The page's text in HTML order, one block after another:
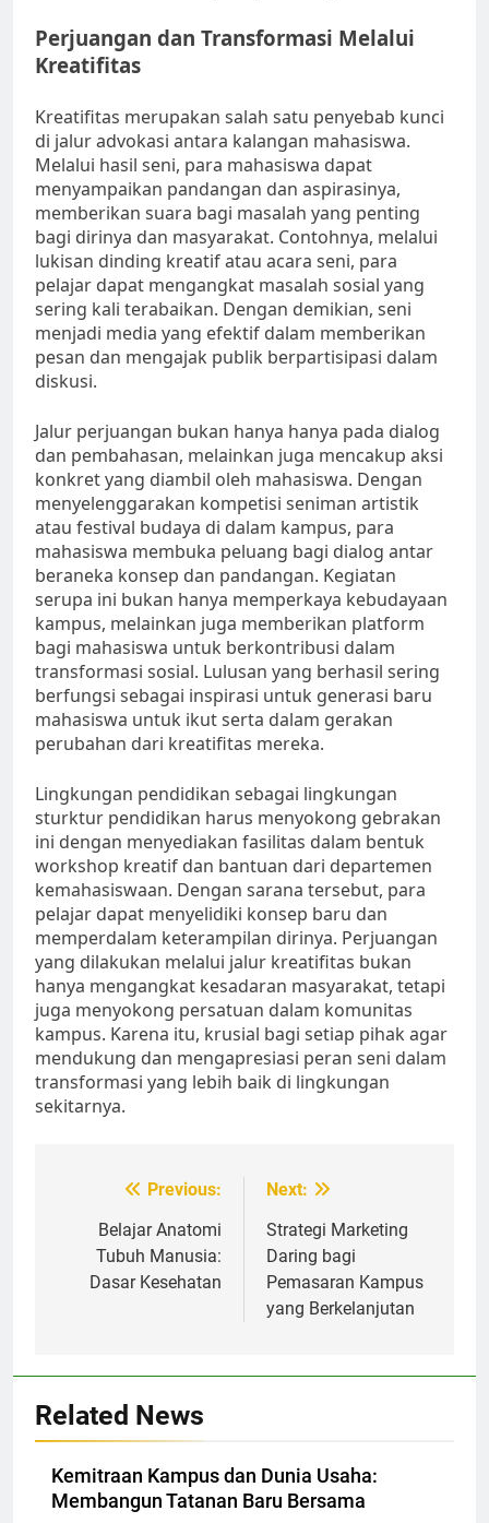
Perjuangan dan Transformasi Melalui
Kreatifitas
Kreatifitas merupakan salah satu penyebab kunci
di jalur advokasi antara kalangan mahasiswa.
Melalui hasil seni, para mahasiswa dapat
menyampaikan pandangan dan aspirasinya,
memberikan suara bagi masalah yang penting
bagi dirinya dan masyarakat. Contohnya, melalui
lukisan dinding kreatif atau acara seni, para
pelajar dapat mengangkat masalah sosial yang
sering kali terabaikan. Dengan demikian, seni
menjadi media yang efektif dalam memberikan
pesan dan mengajak publik berpartisipasi dalam
diskusi.
Jalur perjuangan bukan hanya hanya pada dialog
dan pembahasan, melainkan juga mencakup aksi
konkret yang diambil oleh mahasiswa. Dengan
menyelenggarakan kompetisi seniman artistik
atau festival budaya di dalam kampus, para
mahasiswa membuka peluang bagi dialog antar
beraneka konsep dan pandangan. Kegiatan
serupa ini bukan hanya memperkaya kebudayaan
kampus, melainkan juga memberikan platform
bagi mahasiswa untuk berkontribusi dalam
transformasi sosial. Lulusan yang berhasil sering
berfungsi sebagai inspirasi untuk generasi baru
mahasiswa untuk ikut serta dalam gerakan
perubahan dari kreatifitas mereka.
Lingkungan pendidikan sebagai lingkungan
sturktur pendidikan harus menyokong gebrakan
ini dengan menyediakan fasilitas dalam bentuk
workshop kreatif dan bantuan dari departemen
kemahasiswaan. Dengan sarana tersebut, para
pelajar dapat menyelidiki konsep baru dan
memperdalam keterampilan dirinya. Perjuangan
yang dilakukan melalui jalur kreatifitas bukan
hanya mengangkat kesadaran masyarakat, tetapi
juga menyokong persatuan dalam komunitas
kampus. Karena itu, krusial bagi setiap pihak agar
mendukung dan mengapresiasi peran seni dalam
transformasi yang lebih baik di lingkungan
sekitarnya.
navigation
Previous:
Belajar Anatomi
Tubuh Manusia:
Dasar Kesehatan
Next:
Strategi Marketing
Daring bagi
Pemasaran Kampus
yang Berkelanjutan
Related News
Kemitraan Kampus dan Dunia Usaha:
Membangun Tatanan Baru Bersama